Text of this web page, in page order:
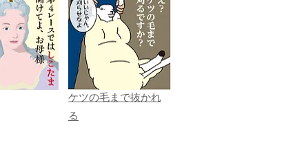
ケツの毛まで抜かれ
る